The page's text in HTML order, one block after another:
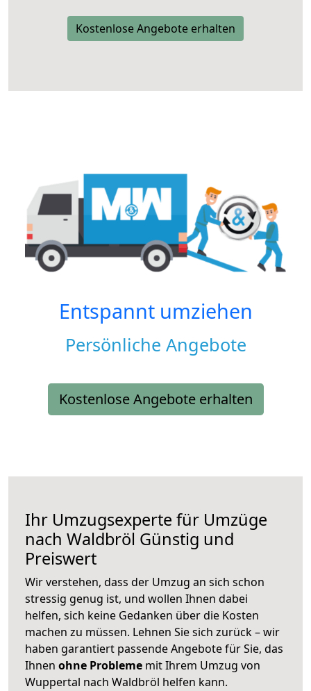
Kostenlose Angebote erhalten
Entspannt umziehen
Persönliche Angebote
Kostenlose Angebote erhalten
Ihr Umzugsexperte für Umzüge
nach Waldbröl Günstig und
Preiswert
Wir verstehen, dass der Umzug an sich schon
stressig genug ist, und wollen Ihnen dabei
helfen, sich keine Gedanken über die Kosten
machen zu müssen. Lehnen Sie sich zurück – wir
haben garantiert passende Angebote für Sie, das
Ihnen ohne Probleme mit Ihrem Umzug von
Wuppertal nach Waldbröl helfen kann.